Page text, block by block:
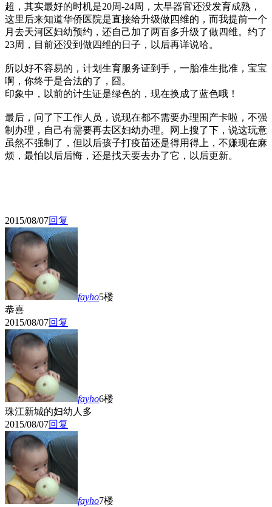
超，其实最好的时机是20周-24周，太早器官还没发育成熟，
这里后来知道华侨医院是直接给升级做四维的，而我提前一个
月去天河区妇幼预约，还自己加了两百多升级了做四维。约了
23周，目前还没到做四维的日子，以后再详说哈。
所以好不容易的，计划生育服务证到手，一胎准生批准，宝宝
啊，你终于是合法的了，囧。
印象中，以前的计生证是绿色的，现在换成了蓝色哦！
最后，问了下工作人员，说现在都不需要办理围产卡啦，不强
制办理，自己有需要再去区妇幼办理。网上搜了下，说这玩意
虽然不强制了，但以后孩子打疫苗还是得用得上，不嫌现在麻
烦，最怕以后后悔，还是找天要去办了它，以后更新。
2015/08/07回复
fayho5楼
恭喜
2015/08/07回复
fayho6楼
珠江新城的妇幼人多
2015/08/07回复
fayho7楼